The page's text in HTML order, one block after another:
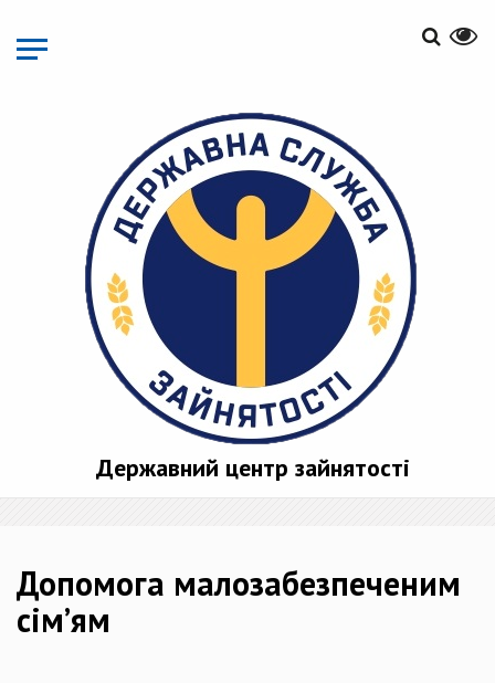
основного
матеріалу
Державний центр зайнятості
Допомога малозабезпеченим
сім’ям